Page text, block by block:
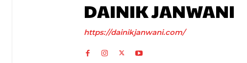
DAINIK JANWANI
https://dainikjanwani.com/